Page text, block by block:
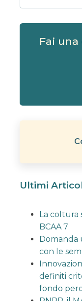
Fai
Ultimi
La coltura
BCAA 7
Domanda
con le
definiti
fondo